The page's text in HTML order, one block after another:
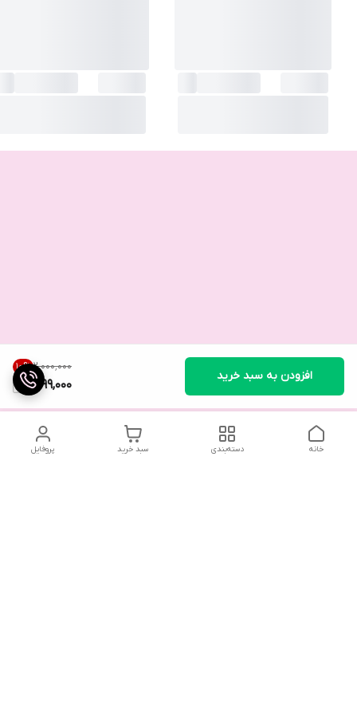
۲٬۰۰۰٬۰۰۰ 10%
1,799,000
افزودن به سبد خرید
پروفایل سبد خرید دسته‌بندی خانه